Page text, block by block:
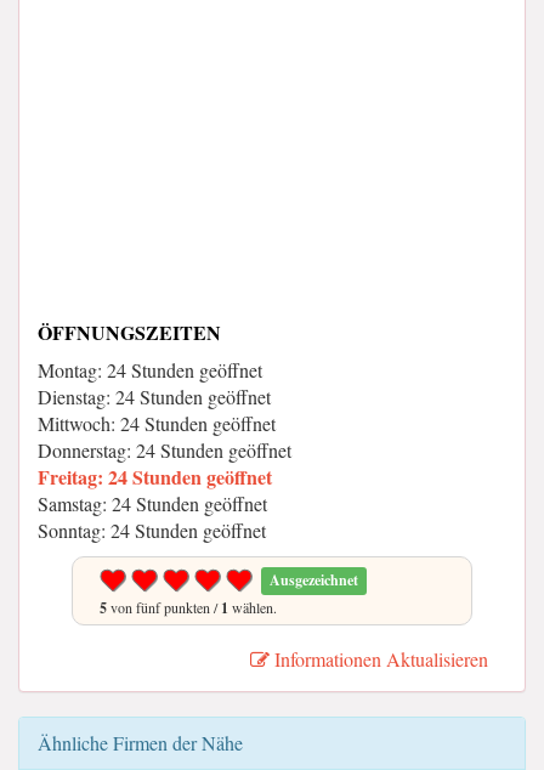
ÖFFNUNGSZEITEN
Montag: 24 Stunden geöffnet
Dienstag: 24 Stunden geöffnet
Mittwoch: 24 Stunden geöffnet
Donnerstag: 24 Stunden geöffnet
Freitag: 24 Stunden geöffnet
Samstag: 24 Stunden geöffnet
Sonntag: 24 Stunden geöffnet
Ausgezeichnet
5von fünf punkten /1 wählen.
Informationen Aktualisieren
Ähnliche Firmen der Nähe